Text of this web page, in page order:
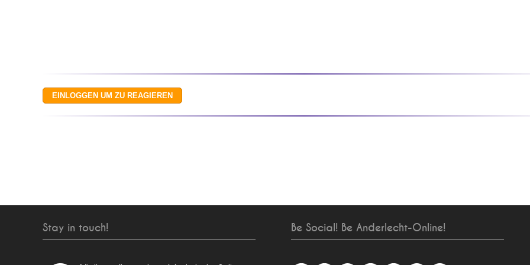
Stay in touch! Be Social! Be Anderlecht-Online!